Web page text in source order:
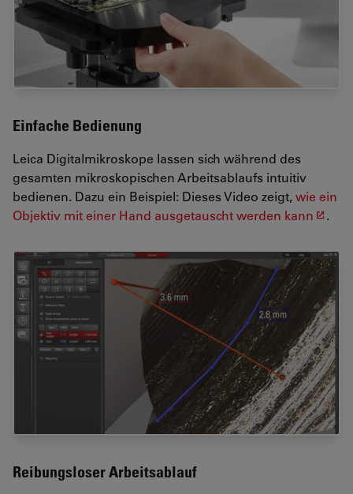
Einfache Bedienung
Leica Digitalmikroskope lassen sich während des
gesamten mikroskopischen Arbeitsablaufs intuitiv
bedienen. Dazu ein Beispiel: Dieses Video zeigt,wie ein
Objektiv mit einer Hand ausgetauscht werden kann
.
Reibungsloser Arbeitsablauf